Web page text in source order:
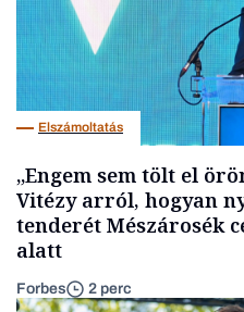
Elszámoltatás
„Engem sem tölt el
Vitézy arról, hogyan
tenderét Mészárosék
alatt
Forbes 2 perc